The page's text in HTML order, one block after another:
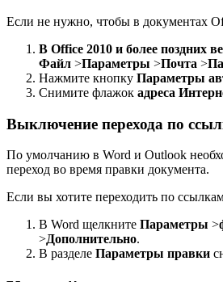
Если не нужно, чтобы в документах
В Office 2010 и более поздних
Файл >Параметры >Почта >
Нажмите кнопку Параметры
Снимите флажок адреса
Выключение перехода по
По умолчанию в Word и Outlook
переход во время правки документа.
Если вы хотите переходить по
В Word щелкните Параметры >
>Дополнительно.
В разделе Параметры правки